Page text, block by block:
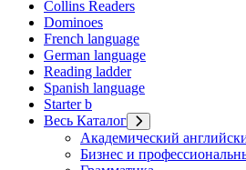
Collins Readers
Dominoes
French language
German language
Reading ladder
Spanish language
Starter b
Весь Каталог
Академический
Бизнес и